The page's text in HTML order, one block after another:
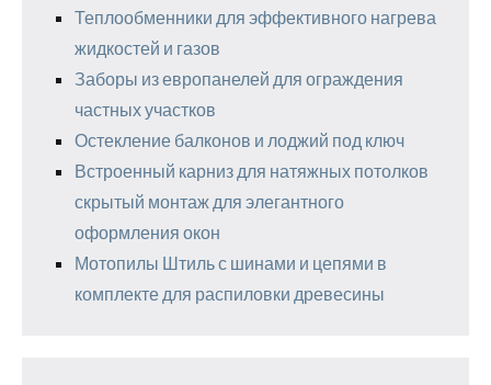
Теплообменники для эффективного нагрева
жидкостей и газов
Заборы из европанелей для ограждения
частных участков
Остекление балконов и лоджий под ключ
Встроенный карниз для натяжных потолков
скрытый монтаж для элегантного
оформления окон
Мотопилы Штиль с шинами и цепями в
комплекте для распиловки древесины